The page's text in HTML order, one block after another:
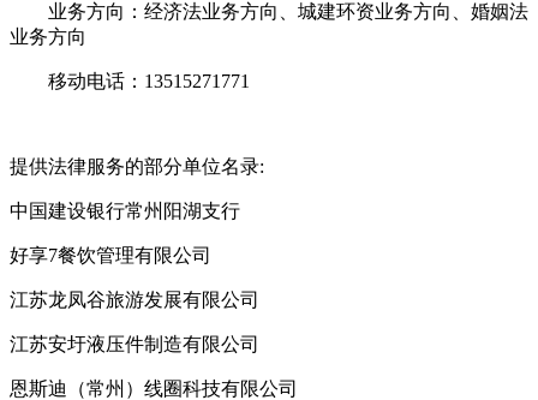
业务方向：经济法业务方向、城建环资业务方向、婚姻法
业务方向
移动电话：13515271771
提供法律服务的部分单位名录:
中国建设银行常州阳湖支行
好享7餐饮管理有限公司
江苏龙凤谷旅游发展有限公司
江苏安圩液压件制造有限公司
恩斯迪（常州）线圈科技有限公司